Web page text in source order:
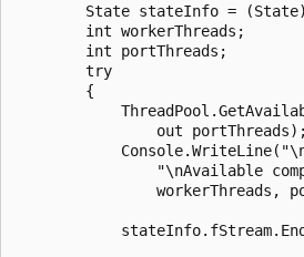
State stateInfo =
        int workerThreads;
        int portThreads;
        try
        {
                out portThreads);
"\nAvailable
workerThreads,